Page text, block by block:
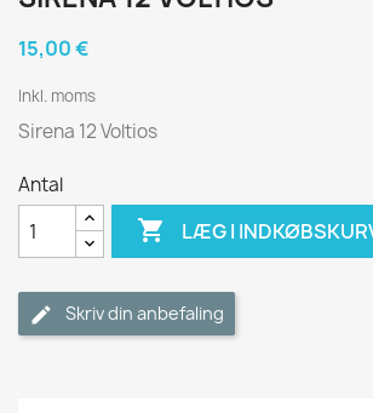
15,00 €
Inkl. moms
Sirena 12 Voltios
Antal
 LÆG I
Skriv din anbefaling